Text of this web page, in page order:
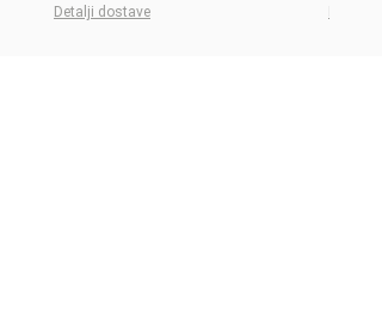
Detalji dostave